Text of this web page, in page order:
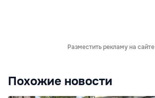
Разместить рекламу на сайте
Похожие новости